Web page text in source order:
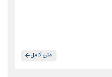
متن کامل